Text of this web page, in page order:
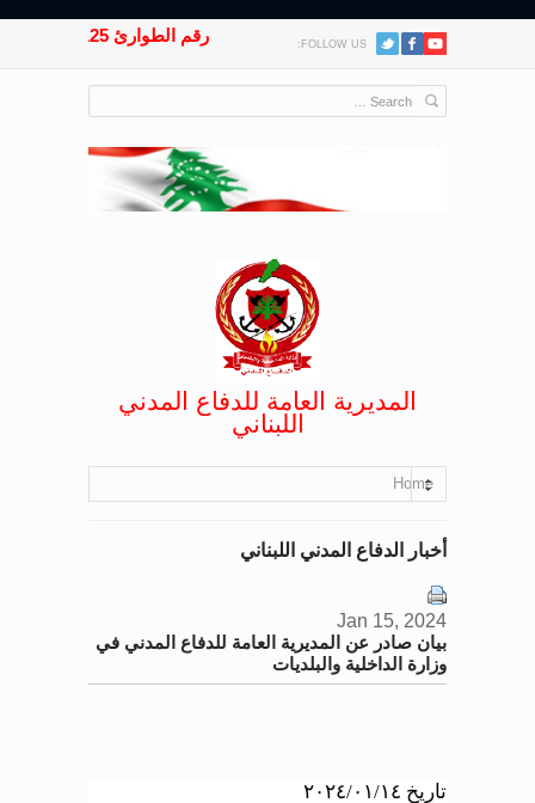
FOLLOW US: رقم الطوارئ 125
المديرية العامة للدفاع المدني
اللبناني
Home
أخبار الدفاع المدني اللبناني
Jan 15, 2024
بيان صادر عن المديرية العامة للدفاع المدني في
وزارة الداخلية والبلديات
تاريخ ٢٠٢٤/٠١/١٤